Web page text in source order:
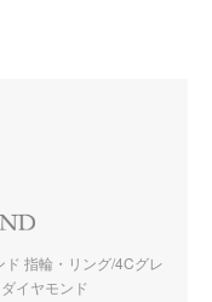
ド 指輪・リング/4Cグレ
イヤモンド